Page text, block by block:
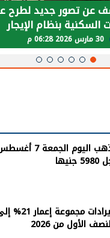
الرئيس
يحتاج إلى
الأول من 2026